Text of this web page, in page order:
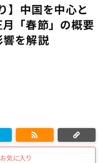
】中国を中心と
「春節」の概要
響を解説
気に入り